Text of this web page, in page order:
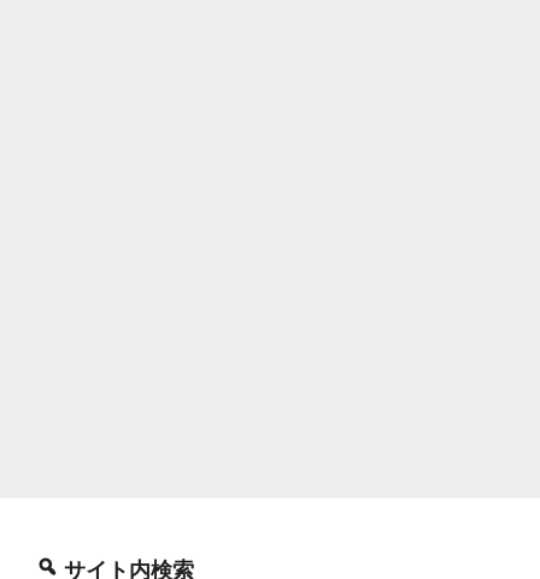
サイト内検索